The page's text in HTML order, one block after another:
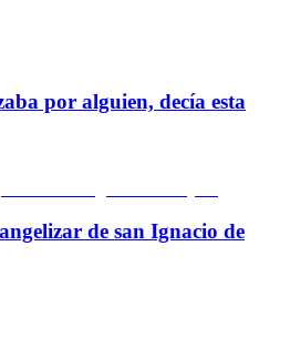
por alguien, decía esta
de san Ignacio de